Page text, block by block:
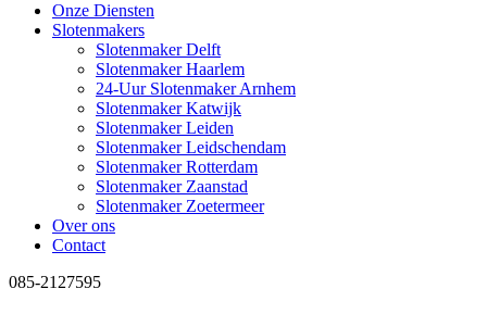
Onze Diensten
Slotenmakers
Slotenmaker Delft
Slotenmaker Haarlem
24-Uur Slotenmaker Arnhem
Slotenmaker Katwijk
Slotenmaker Leiden
Slotenmaker Leidschendam
Slotenmaker Rotterdam
Slotenmaker Zaanstad
Slotenmaker Zoetermeer
Over ons
Contact
085-2127595